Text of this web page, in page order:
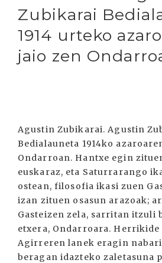
Zubikarai
1914 urteko
jaio zen
Agustin Zubikarai. Agustin
Bedialauneta 1914ko
Ondarroan. Hantxe egin
euskaraz, eta Saturrarango
ostean, filosofia ikasi zuen
izan zituen osasun arazoak;
Gasteizen zela, sarritan itzuli
etxera, Ondarroara.
Agirreren lanek eragin
beragan idazteko zaletasuna